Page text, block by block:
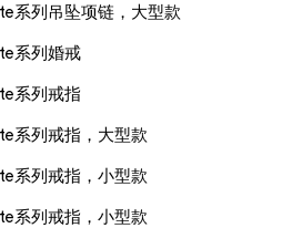
系列吊坠项链，大型款
系列婚戒
系列戒指
系列戒指，大型款
系列戒指，小型款
系列戒指，小型款